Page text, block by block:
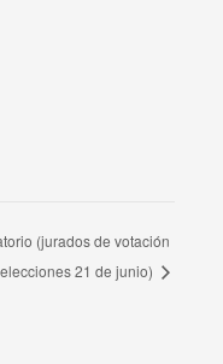
(jurados de votación
21 de junio)